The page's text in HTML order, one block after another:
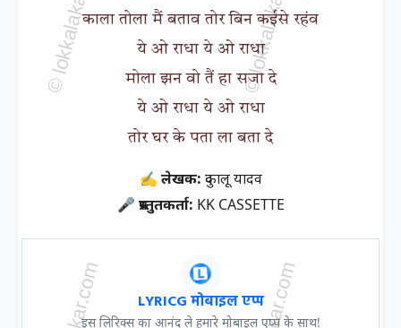
काला तोला मैं बताव तोर बिन कईसे रहंव
ये ओ राधा ये ओ राधा
मोला झन वो तैं हा सजा दे
ये ओ राधा ये ओ राधा
तोर घर के पता ला बता दे
✍ लेखक: दुकालू यादव
🎤 प्रस्तुतकर्ता: KK CASSETTE
LYRICG मोबाइल एप्प
इस लिरिक्स का आनंद ले हमारे मोबाइल एप्प के साथ!